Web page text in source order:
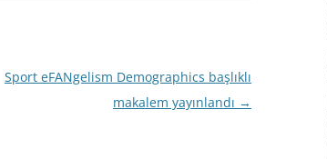
Sport eFANgelism Demographics başlıklı
makalem yayınlandı →